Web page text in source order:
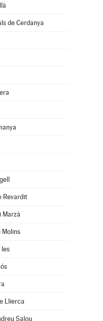
de Cerdanya
Revardit
Marzà
Molins
les
Llierca
Salou